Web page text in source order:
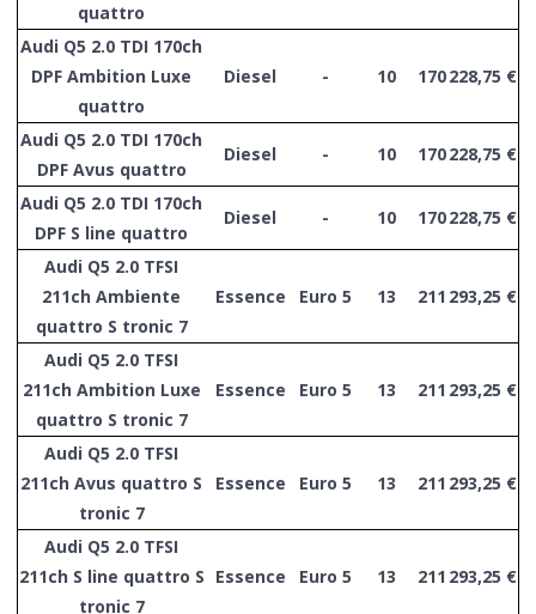
quattro
Audi Q5 2.0 TDI 170ch
DPF Ambition Luxe
quattro
Diesel - 10 170228,75 €
Audi Q5 2.0 TDI 170ch
DPF Avus quattro
Diesel - 10 170228,75 €
Audi Q5 2.0 TDI 170ch
DPF S line quattro
Diesel - 10 170228,75 €
Audi Q5 2.0 TFSI
211ch Ambiente
quattro S tronic 7
Essence Euro 5 13 211 293,25 €
Audi Q5 2.0 TFSI
211ch Ambition Luxe
quattro S tronic 7
Essence Euro 5 13 211 293,25 €
Audi Q5 2.0 TFSI
211ch Avus quattro S
tronic 7
Essence Euro 5 13 211 293,25 €
Audi Q5 2.0 TFSI
211ch S line quattro S
tronic 7
Essence Euro 5 13 211 293,25 €